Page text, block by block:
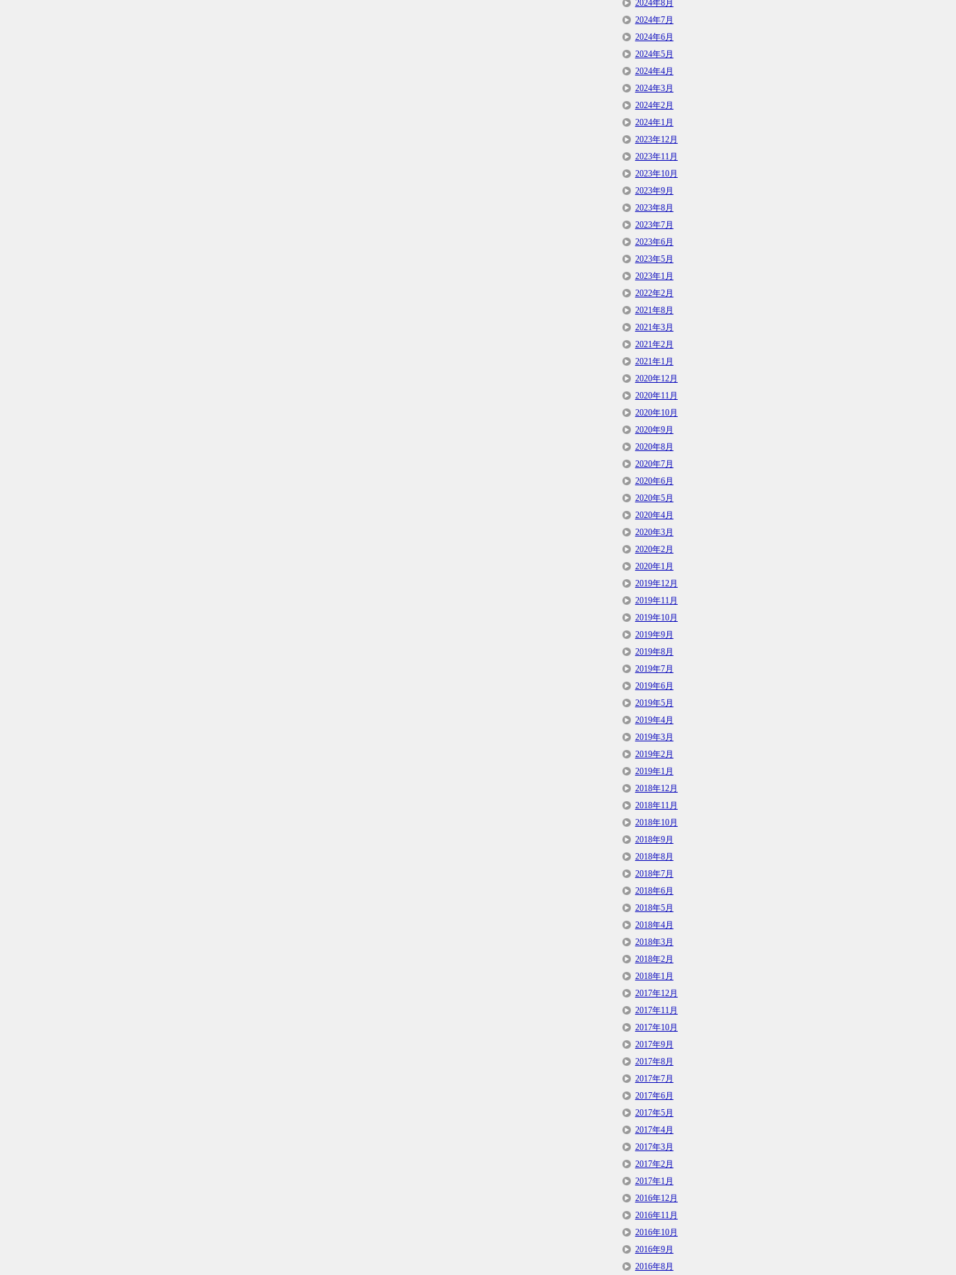
2024年8月
2024年7月
2024年6月
2024年5月
2024年4月
2024年3月
2024年2月
2024年1月
2023年12月
2023年11月
2023年10月
2023年9月
2023年8月
2023年7月
2023年6月
2023年5月
2023年1月
2022年2月
2021年8月
2021年3月
2021年2月
2021年1月
2020年12月
2020年11月
2020年10月
2020年9月
2020年8月
2020年7月
2020年6月
2020年5月
2020年4月
2020年3月
2020年2月
2020年1月
2019年12月
2019年11月
2019年10月
2019年9月
2019年8月
2019年7月
2019年6月
2019年5月
2019年4月
2019年3月
2019年2月
2019年1月
2018年12月
2018年11月
2018年10月
2018年9月
2018年8月
2018年7月
2018年6月
2018年5月
2018年4月
2018年3月
2018年2月
2018年1月
2017年12月
2017年11月
2017年10月
2017年9月
2017年8月
2017年7月
2017年6月
2017年5月
2017年4月
2017年3月
2017年2月
2017年1月
2016年12月
2016年11月
2016年10月
2016年9月
2016年8月